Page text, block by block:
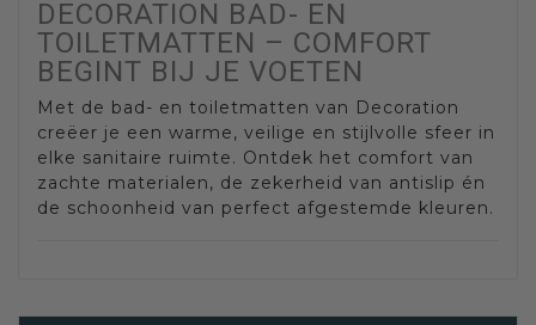
DECORATION BAD- EN
TOILETMATTEN – COMFORT
BEGINT BIJ JE VOETEN
Met de bad- en toiletmatten van Decoration
creëer je een warme, veilige en stijlvolle sfeer in
elke sanitaire ruimte. Ontdek het comfort van
zachte materialen, de zekerheid van antislip én
de schoonheid van perfect afgestemde kleuren.